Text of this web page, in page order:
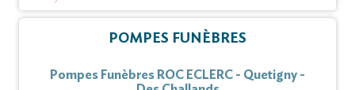
POMPES FUNÈBRES
Pompes Funèbres ROC ECLERC - Quetigny -